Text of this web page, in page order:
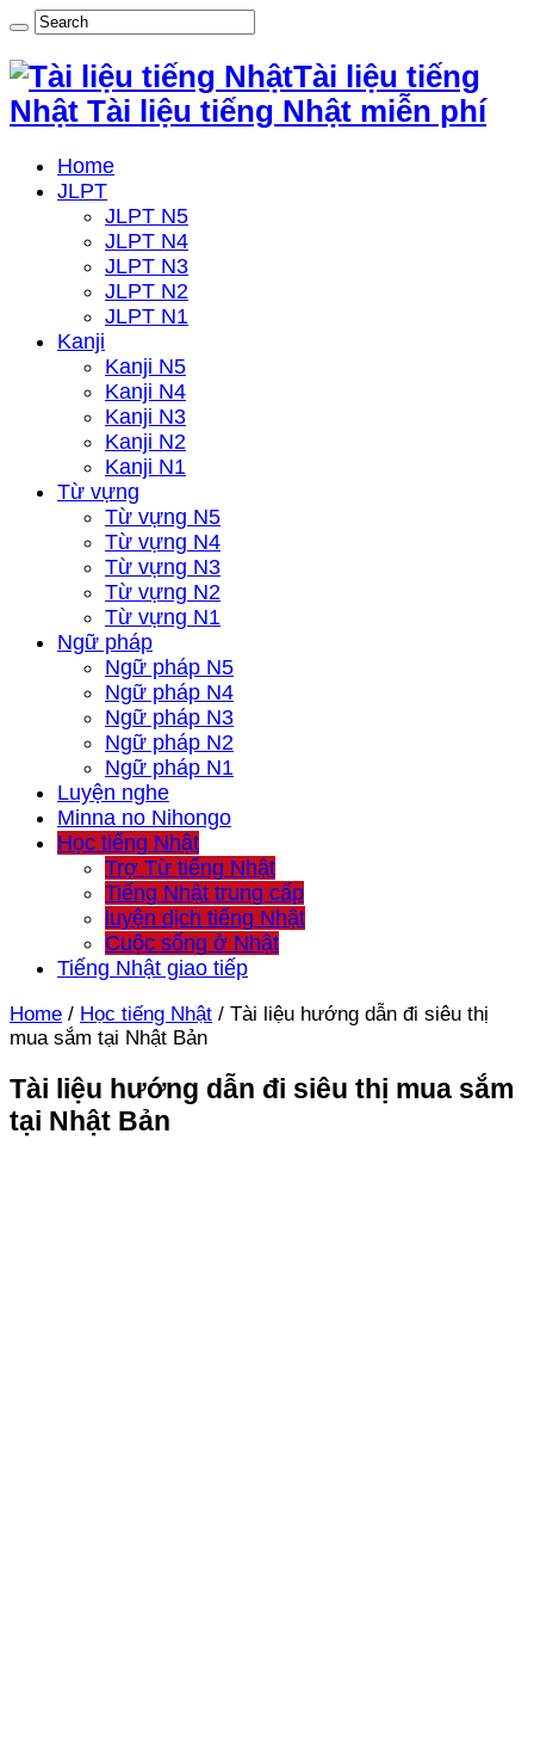
Tài liệu tiếng
Nhật Tài liệu tiếng Nhật miễn phí
Home
JLPT
JLPT N5
JLPT N4
JLPT N3
JLPT N2
JLPT N1
Kanji
Kanji N5
Kanji N4
Kanji N3
Kanji N2
Kanji N1
Từ vựng
Từ vựng N5
Từ vựng N4
Từ vựng N3
Từ vựng N2
Từ vựng N1
Ngữ pháp
Ngữ pháp N5
Ngữ pháp N4
Ngữ pháp N3
Ngữ pháp N2
Ngữ pháp N1
Luyện nghe
Minna no Nihongo
Học tiếng Nhật
Trợ Từ tiếng Nhật
Tiếng Nhật trung cấp
luyện dịch tiếng Nhật
Cuộc sống ở Nhật
Tiếng Nhật giao tiếp
Home / Học tiếng Nhật / Tài liệu hướng dẫn đi siêu thị
mua sắm tại Nhật Bản
Tài liệu hướng dẫn đi siêu thị mua sắm
tại Nhật Bản